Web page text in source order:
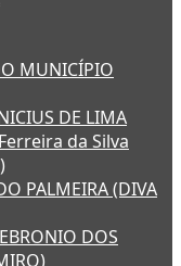
MUNICÍPIO
DE LIMA
da Silva
PALMEIRA (DIVA
DOS